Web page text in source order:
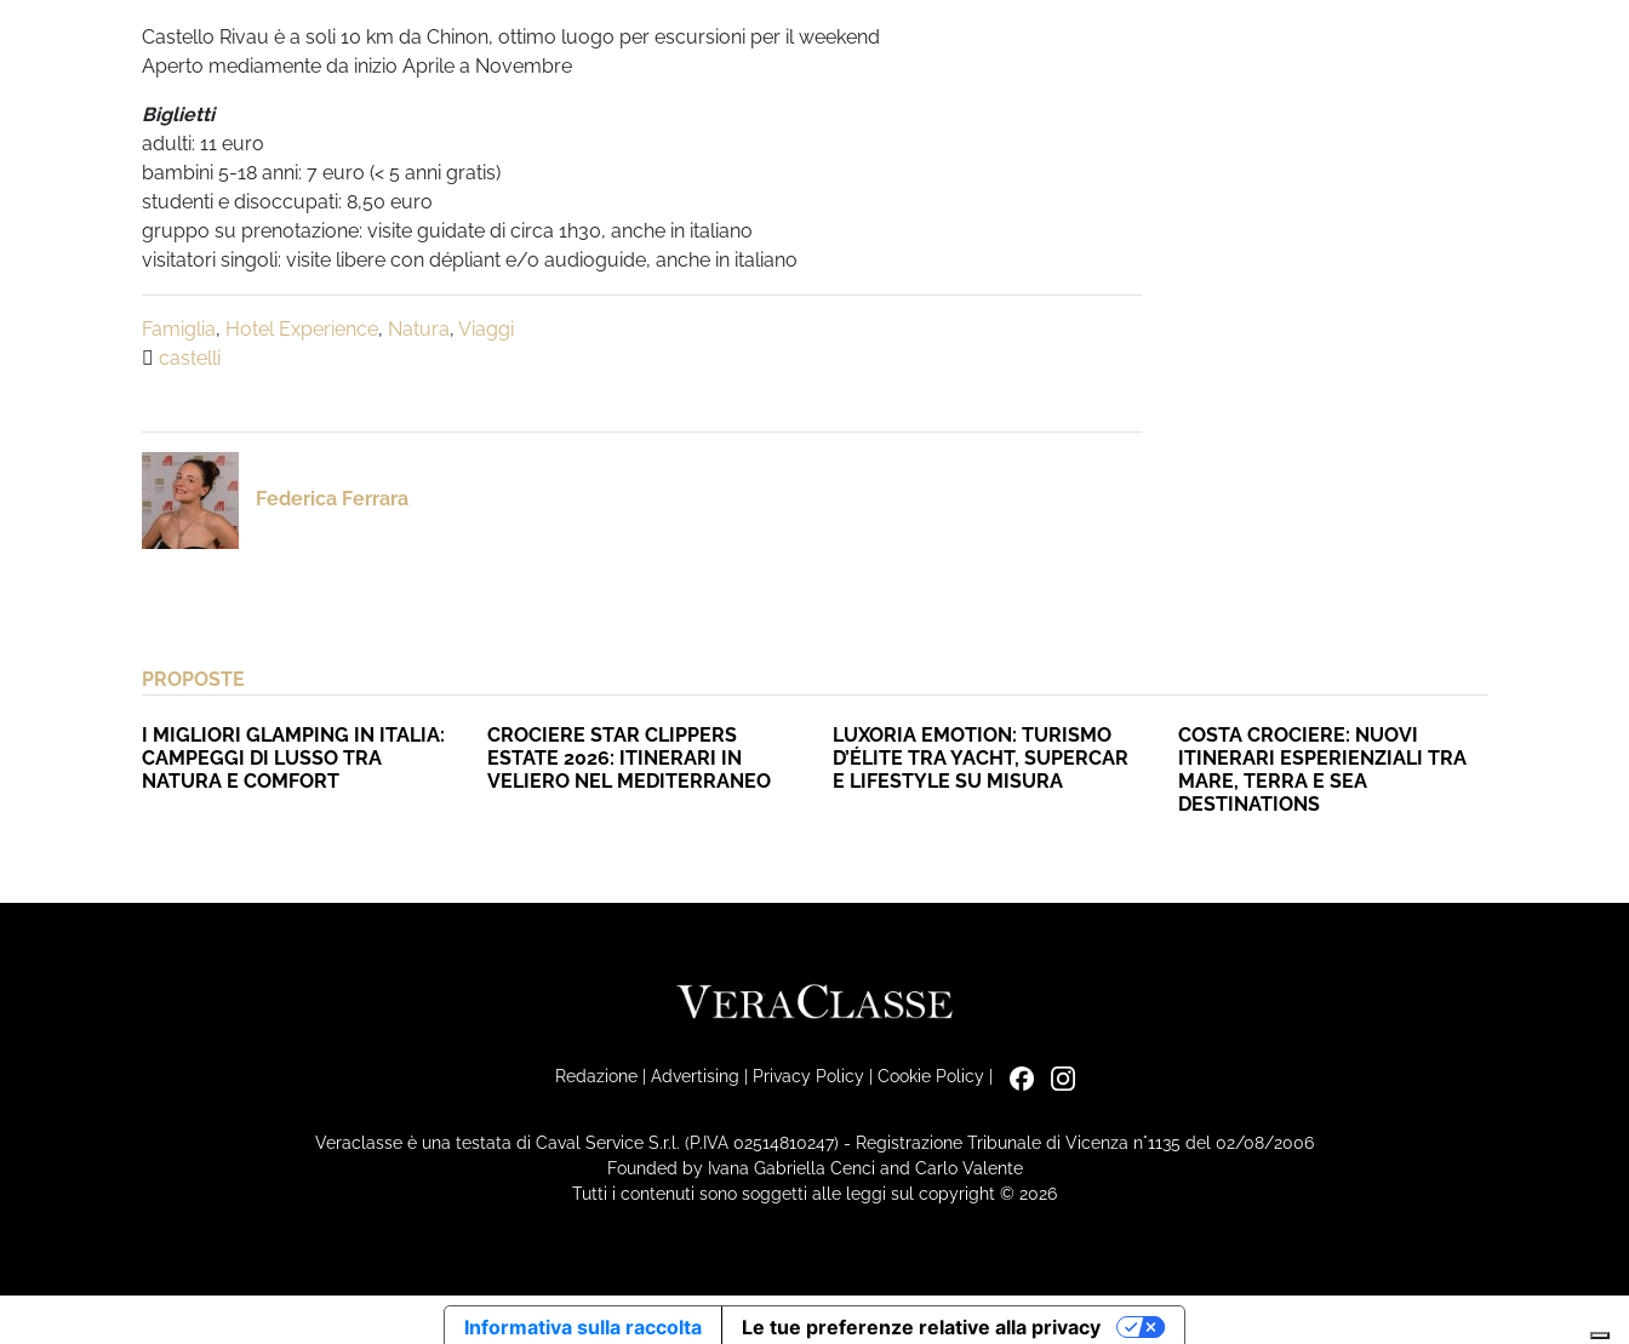
Castello Rivau è a soli 10 km da Chinon, ottimo luogo per escursioni per il weekend
Aperto mediamente da inizio Aprile a Novembre
Biglietti
adulti: 11 euro
bambini 5-18 anni: 7 euro (< 5 anni gratis)
studenti e disoccupati: 8,50 euro
gruppo su prenotazione: visite guidate di circa 1h30, anche in italiano
visitatori singoli: visite libere con dépliant e/o audioguide, anche in italiano
Famiglia, Hotel Experience, Natura, Viaggi
castelli
Federica Ferrara
PROPOSTE
I MIGLIORI GLAMPING IN ITALIA:
CAMPEGGI DI LUSSO TRA
NATURA E COMFORT
CROCIERE STAR CLIPPERS
ESTATE 2026: ITINERARI IN
VELIERO NEL MEDITERRANEO
LUXORIA EMOTION: TURISMO
D’ÉLITE TRA YACHT, SUPERCAR
E LIFESTYLE SU MISURA
COSTA CROCIERE: NUOVI
ITINERARI ESPERIENZIALI TRA
MARE, TERRA E SEA
DESTINATIONS
Redazione| Advertising | Privacy Policy| Cookie Policy|
Veraclasse è una testata di Caval Service S.r.l. (P.IVA 02514810247) - Registrazione Tribunale di Vicenza n°1135 del 02/08/2006
Founded by Ivana Gabriella Cenci and Carlo Valente
Tutti i contenuti sono soggetti alle leggi sul copyright © 2026
Informativa sulla raccolta Le tue preferenze relative alla privacy